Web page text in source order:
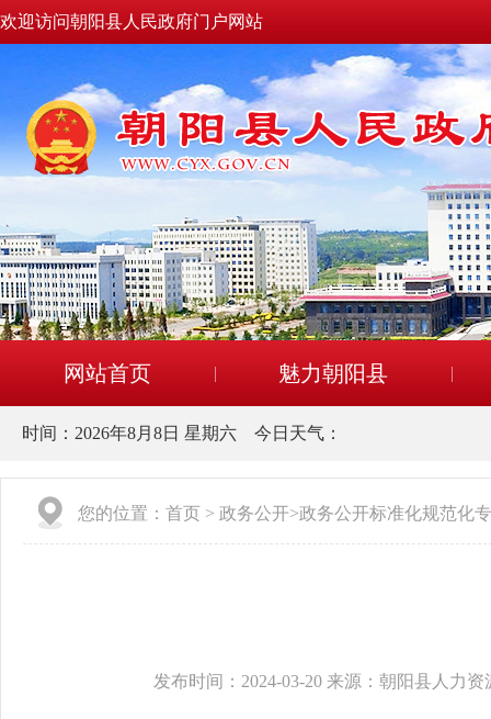
欢迎访问朝阳县人民政府门户网站
网站首页 魅力朝阳县
时间： 2026年8月8日 星期六 今日天气：
您的位置： 首页 > 政务公开>政务公开标准化规范化
发布时间：2024-03-20 来源：朝阳县人力